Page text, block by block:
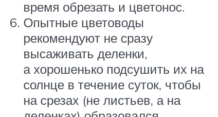
время обрезать и цветонос.
Опытные цветоводы
рекомендуют не сразу
высаживать деленки,
а хорошенько подсушить их на
солнце в течение суток, чтобы
на срезах (не листьев, а на